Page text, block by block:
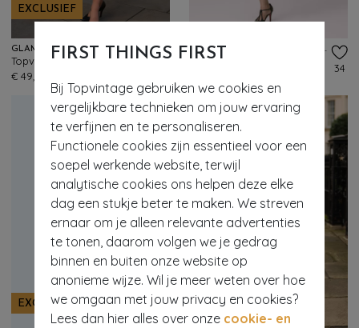
FIRST THINGS FIRST
Bij Topvintage gebruiken we cookies en
vergelijkbare technieken om jouw ervaring
te verfijnen en te personaliseren.
Functionele cookies zijn essentieel voor een
soepel werkende website, terwijl
analytische cookies ons helpen deze elke
dag een stukje beter te maken. We streven
ernaar om je alleen relevante advertenties
te tonen, daarom volgen we je gedrag
binnen en buiten onze website op
anonieme wijze. Wil je meer weten over hoe
we omgaan met jouw privacy en cookies?
Lees dan hier alles over onze cookie- en
EXCLUSIEF
GLAMOUR BUNNY BUSINESS BABE
Topvintage exclusive ~ Nicky rok in pied de poule
€ 49,95
VINTAGE CHIC FOR TOPVINTAGE
34
EXCLUSIEF EXCLUSIEF